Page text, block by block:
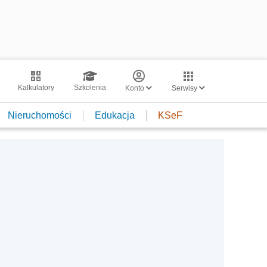
Kalkulatory Szkolenia Konto Serwisy
Nieruchomości Edukacja KSeF